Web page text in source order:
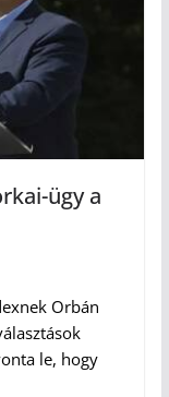
ügy a
Orbán
le, hogy